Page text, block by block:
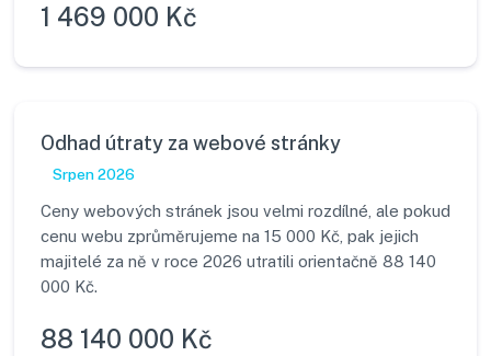
1 469 000 Kč
Odhad útraty za webové stránky
Srpen 2026
Ceny webových stránek jsou velmi rozdílné, ale pokud
cenu webu zprůměrujeme na 15 000 Kč, pak jejich
majitelé za ně v roce 2026 utratili orientačně 88 140
000 Kč.
88 140 000 Kč